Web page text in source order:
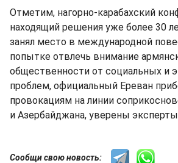
Отметим, нагорно-карабахский
находящий решения уже более 30
занял место в международной
попытке отвлечь внимание
общественности от социальных и
проблем, официальный Ереван
провокациям на линии
и Азербайджана, уверены эксперты
Сообщи свою новость: